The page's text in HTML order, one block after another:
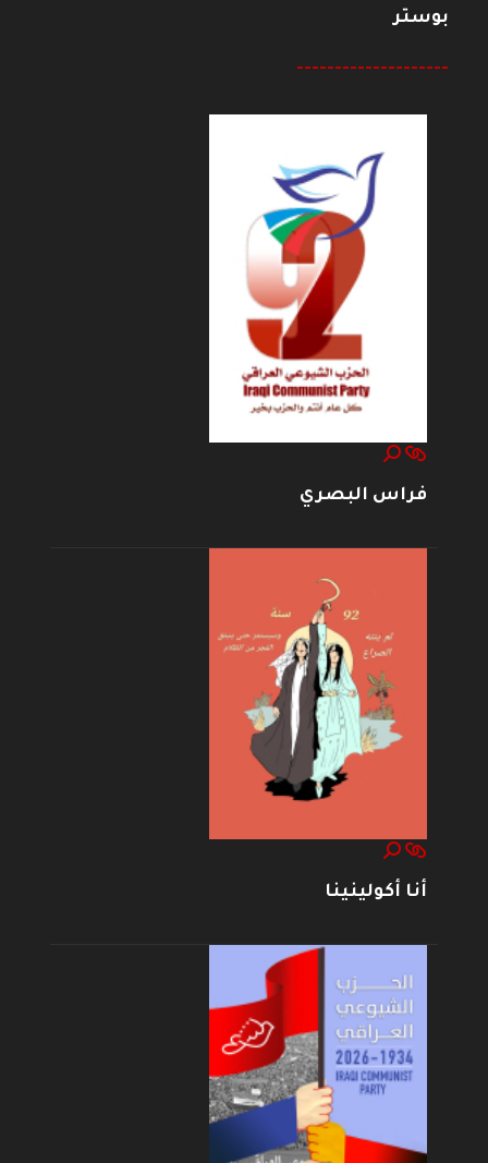
بوستر
--------------------
فراس البصري
أنا أكولينينا